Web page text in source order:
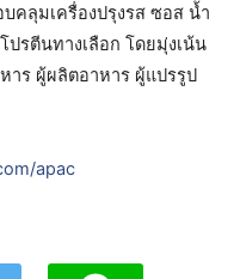
ลุมเครื่องปรุงรส ซอส น้ำ
รตีนทางเลือก โดยมุ่งเน้น
าร ผู้ผลิตอาหาร ผู้แปรรูป
apac